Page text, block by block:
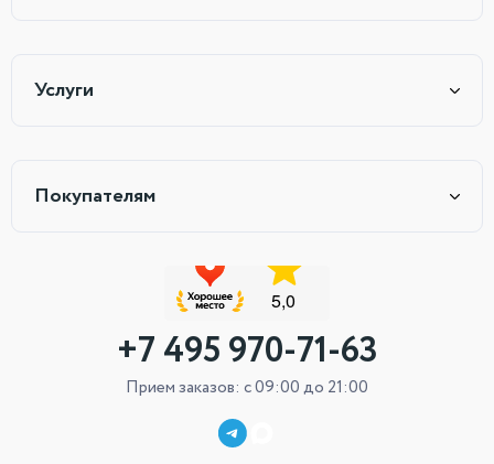
Услуги
Покупателям
+7 495 970-71-63
Прием заказов: с 09:00 до 21:00